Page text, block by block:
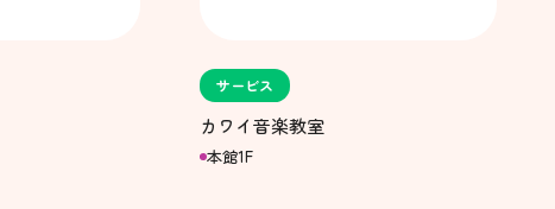
サービス
カワイ音楽教室
本館1F